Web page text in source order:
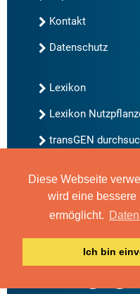
Diese Webseite
wird eine bessere
ermöglicht.
Ich bin
Kontakt
Datenschutz
Lexikon
Lexikon
transGEN
Neu bei transGEN